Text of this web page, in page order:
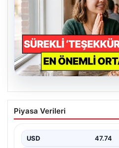
Psikolojiye Göre
Kişilerin Önemli Ortak
ifadesini kullanmak, ilk bakışta
nezaket kuralı…
Piyasa Verileri
USD 47.74